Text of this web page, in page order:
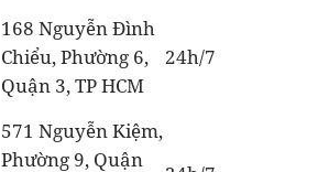
168 Nguyễn Đình
Chiểu, Phường 6,
Quận 3, TP HCM
24h/7
571 Nguyễn Kiệm,
Phường 9, Quận